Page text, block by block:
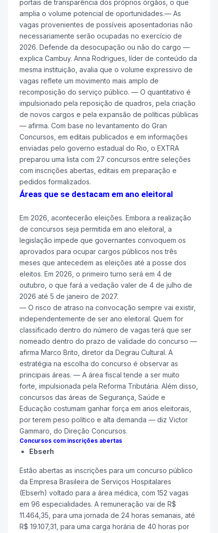
portais de transparência dos próprios órgãos, o que
amplia o volume potencial de oportunidades.— As
vagas provenientes de possíveis aposentadorias não
necessariamente serão ocupadas no exercício de
2026. Defende da desocupação ou não do cargo —
explica Cambuy. Anna Rodrigues, líder de conteúdo da
mesma instituição, avalia que o volume expressivo de
vagas reflete um movimento mais amplo de
recomposição do serviço público. — O quantitativo é
impulsionado pela reposição de quadros, pela criação
de novos cargos e pela expansão de políticas públicas
— afirma. Com base no levantamento do Gran
Concursos, em editais publicados e em informações
enviadas pelo governo estadual do Rio, o EXTRA
preparou uma lista com 27 concursos entre seleções
com inscrições abertas, editais em preparação e
pedidos formalizados.
Áreas que se destacam em ano eleitoral
Em 2026, acontecerão eleições. Embora a realização
de concursos seja permitida em ano eleitoral, a
legislação impede que governantes convoquem os
aprovados para ocupar cargos públicos nos três
meses que antecedem as eleições até a posse dos
eleitos. Em 2026, o primeiro turno será em 4 de
outubro, o que fará a vedação valer de 4 de julho de
2026 até 5 de janeiro de 2027.
— O risco de atraso na convocação sempre vai existir,
independentemente de ser ano eleitoral. Quem for
classificado dentro do número de vagas terá que ser
nomeado dentro do prazo de validade do concurso —
afirma Marco Brito, diretor da Degrau Cultural. A
estratégia na escolha do concurso é observar as
principais áreas. — A área fiscal tende a ser muito
forte, impulsionada pela Reforma Tributária. Além disso,
concursos das áreas de Segurança, Saúde e
Educação costumam ganhar força em anos eleitorais,
por terem peso político e alta demanda — diz Victor
Gammaro, do Direção Concursos.
Concursos com inscrições abertas
Ebserh
Estão abertas as inscrições para um concurso público
da Empresa Brasileira de Serviços Hospitalares
(Ebserh) voltado para a área médica, com 152 vagas
em 96 especialidades. A remuneração vai de R$
11.464,35, para uma jornada de 24 horas semanais, até
R$ 19.107,31, para uma carga horária de 40 horas por